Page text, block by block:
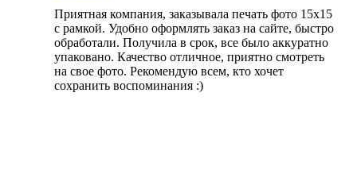
Приятная компания, заказывала печать фото 15х15
с рамкой. Удобно оформлять заказ на сайте, быстро
обработали. Получила в срок, все было аккуратно
упаковано. Качество отличное, приятно смотреть
на свое фото. Рекомендую всем, кто хочет
сохранить воспоминания :)